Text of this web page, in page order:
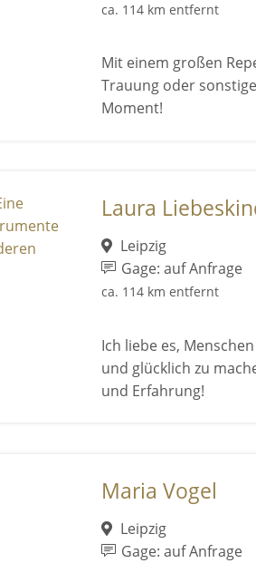
ca. 114 km entfernt
Mit einem großen
Trauung oder
Moment!
Laura
Leipzig
Gage: auf Anfrage
ca. 114 km entfernt
Ich liebe es,
und glücklich zu
und Erfahrung!
Maria Vogel
Leipzig
Gage: auf Anfrage